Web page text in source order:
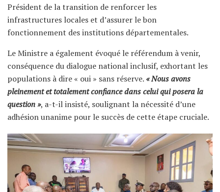
Président de la transition de renforcer les
infrastructures locales et d’assurer le bon
fonctionnement des institutions départementales.
Le Ministre a également évoqué le référendum à venir,
conséquence du dialogue national inclusif, exhortant les
populations à dire « oui » sans réserve.« Nous avons
pleinement et totalement confiance dans celui qui posera la
question », a-t-il insisté, soulignant la nécessité d’une
adhésion unanime pour le succès de cette étape cruciale.